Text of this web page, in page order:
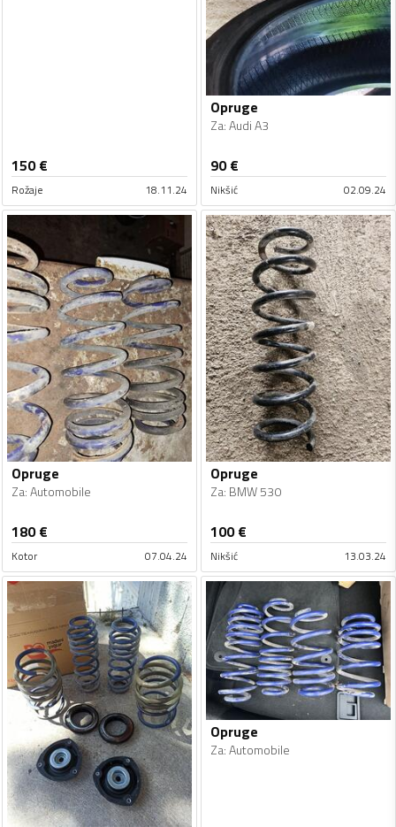
150€
Rožaje 18.11.24
Opruge
Za:Audi A3
90€
Nikšić 02.09.24
Opruge
Za:Automobile
180€
Kotor 07.04.24
Opruge
Za: BMW 530
100€
Nikšić 13.03.24
Opruge
Za:Automobile